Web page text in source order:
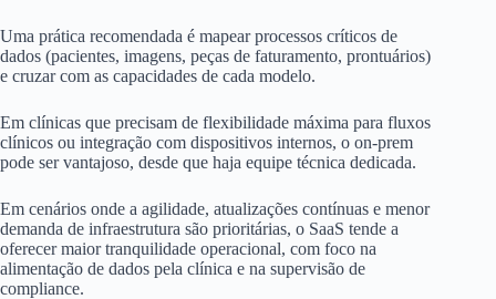
Uma prática recomendada é mapear processos críticos de
dados (pacientes, imagens, peças de faturamento, prontuários)
e cruzar com as capacidades de cada modelo.
Em clínicas que precisam de flexibilidade máxima para fluxos
clínicos ou integração com dispositivos internos, o on-prem
pode ser vantajoso, desde que haja equipe técnica dedicada.
Em cenários onde a agilidade, atualizações contínuas e menor
demanda de infraestrutura são prioritárias, o SaaS tende a
oferecer maior tranquilidade operacional, com foco na
alimentação de dados pela clínica e na supervisão de
compliance.